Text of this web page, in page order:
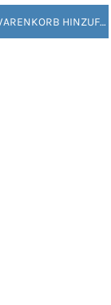
ZUM WARENKORB HINZUFÜGEN